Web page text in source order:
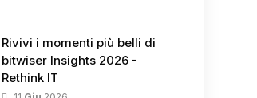
Rivivi i momenti più belli di
bitwiser Insights 2026 -
Rethink IT